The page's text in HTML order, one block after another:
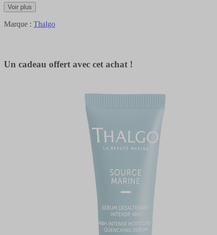
Voir plus
Marque : Thalgo
Un cadeau offert avec cet achat !